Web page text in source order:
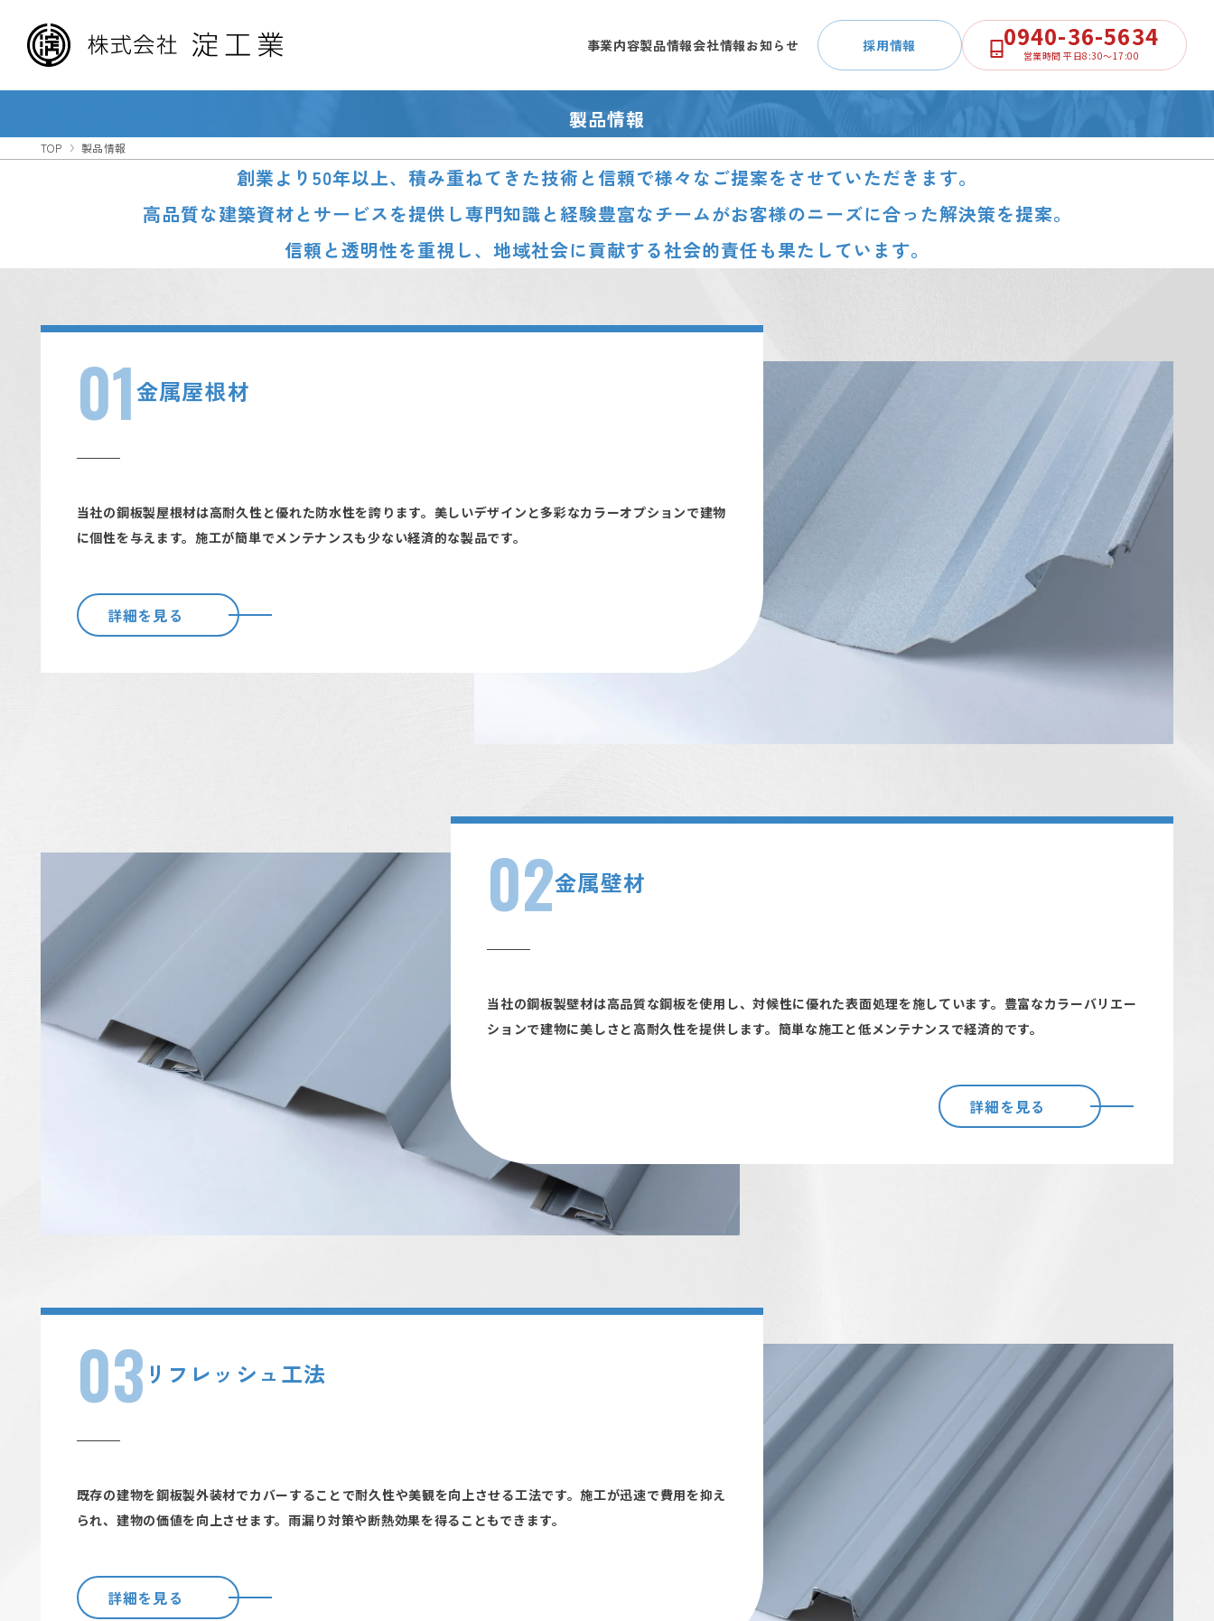
事業内容製品情報会社情報お知らせ 採用情報 0940-36-5634
営業時間 平日8:30～17:00
PRODUCT
製品情報
TOP 製品情報
創業より50年以上、積み重ねてきた技術と信頼で様々なご提案をさせていただきます。
高品質な建築資材とサービスを提供し専門知識と経験豊富なチームがお客様のニーズに合った解決策を提案。
信頼と透明性を重視し、地域社会に貢献する社会的責任も果たしています。
01金属屋根材
当社の鋼板製屋根材は高耐久性と優れた防水性を誇ります。美しいデザインと多彩なカラーオプションで建物
に個性を与えます。施工が簡単でメンテナンスも少ない経済的な製品です。
詳細を見る
02金属壁材
当社の鋼板製壁材は高品質な鋼板を使用し、対候性に優れた表面処理を施しています。豊富なカラーバリエー
ションで建物に美しさと高耐久性を提供します。簡単な施工と低メンテナンスで経済的です。
詳細を見る
03 リフレッシュ工法
既存の建物を鋼板製外装材でカバーすることで耐久性や美観を向上させる工法です。施工が迅速で費用を抑え
られ、建物の価値を向上させます。雨漏り対策や断熱効果を得ることもできます。
詳細を見る